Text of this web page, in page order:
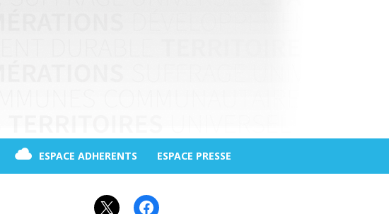
ESPACE ADHERENTS ESPACE PRESSE
X Facebook